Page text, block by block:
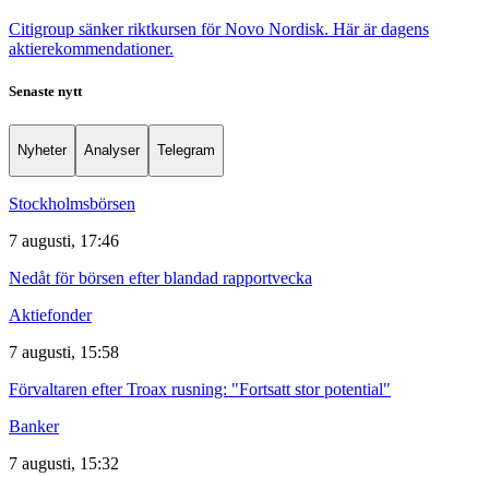
Citigroup sänker riktkursen för Novo Nordisk. Här är dagens
aktierekommendationer.
Senaste nytt
Nyheter Analyser Telegram
Stockholmsbörsen
7 augusti, 17:46
Nedåt för börsen efter blandad rapportvecka
Aktiefonder
7 augusti, 15:58
Förvaltaren efter Troax rusning: "Fortsatt stor potential"
Banker
7 augusti, 15:32